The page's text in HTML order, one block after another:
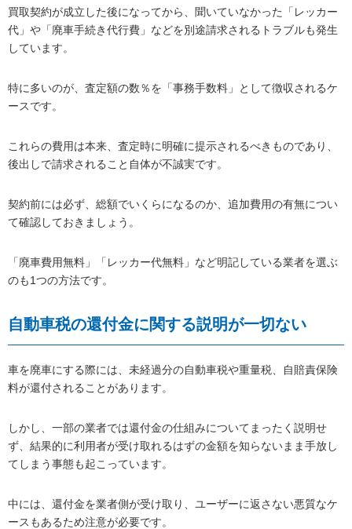
買取契約が成立した後になってから、聞いていなかった「レッカー
代」や「廃車手続き代行費」などを別途請求されるトラブルも発生
しています。
特に多いのが、査定額の数％を「事務手数料」として徴収されるケ
ースです。
これらの費用は本来、査定時に明確に提示されるべきものであり、
後出しで請求されること自体が不誠実です。
契約前には必ず、総額でいくらになるのか、追加費用の有無につい
て確認しておきましょう。
「廃車費用無料」「レッカー代無料」など明記している業者を選ぶ
のも1つの方法です。
自動車税の還付金に関する説明が一切ない
車を廃車にする際には、未経過分の自動車税や重量税、自賠責保険
料が還付されることがあります。
しかし、一部の業者では還付金の仕組みについてまったく説明せ
ず、結果的に利用者が受け取れるはずの金額を知らないまま手放し
てしまう事態も起こっています。
中には、還付金を業者側が受け取り、ユーザーに返さない悪質なケ
ースもあるため注意が必要です。